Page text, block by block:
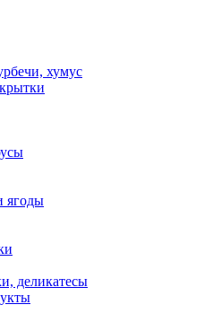
хумус
ягоды
деликатесы